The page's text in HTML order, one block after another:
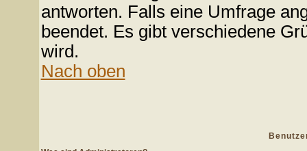
antworten. Falls eine Umfrage
beendet. Es gibt verschiedene
wird.
Nach oben